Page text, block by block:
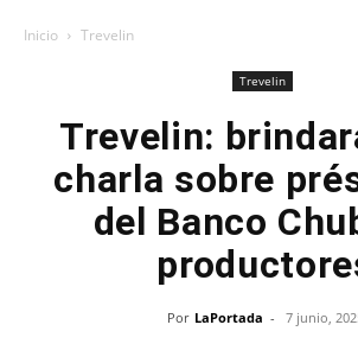
Inicio Trevelin
Trevelin
Trevelin:
charla sobre
del Banco
Por LaPortada - 7 junio,